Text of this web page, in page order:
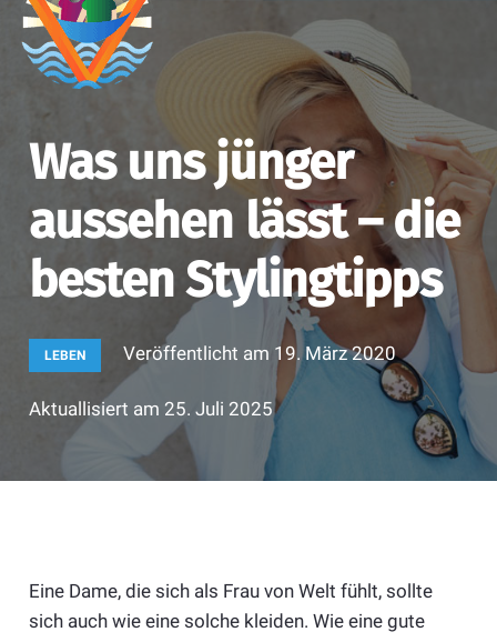
Was uns jünger
aussehen lässt – die
besten Stylingtipps
LEBEN Veröffentlicht am 19. März 2020
Aktuallisiert am 25. Juli 2025
Eine Dame, die sich als Frau von Welt fühlt, sollte
sich auch wie eine solche kleiden. Wie eine gute